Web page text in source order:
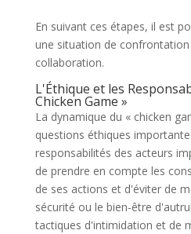
En suivant ces étapes, il est
une situation de
collaboration.
L'Éthique et les
Chicken Game »
La dynamique du « chicken
questions éthiques
responsabilités des acteurs
de prendre en compte les
de ses actions et d'éviter de
sécurité ou le bien-être
tactiques d'intimidation et de